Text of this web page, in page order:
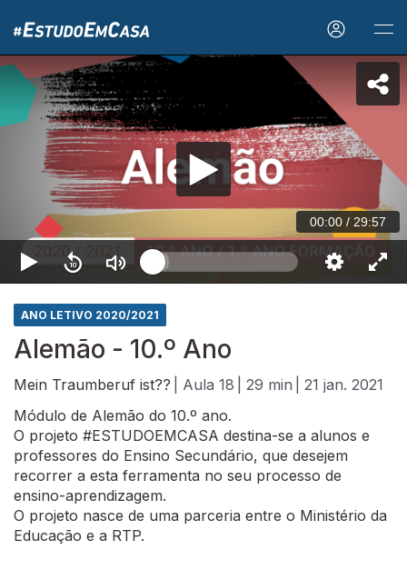
00:00 / 29:57
ANO LETIVO 2020/2021
Alemão - 10.º Ano
Mein Traumberuf ist?? | Aula 18 | 29 min
| 21 jan. 2021
Módulo de Alemão do 10.º ano.
O projeto #ESTUDOEMCASA destina-se a alunos e
professores do Ensino Secundário, que desejem
recorrer a esta ferramenta no seu processo de
ensino-aprendizagem.
O projeto nasce de uma parceria entre o Ministério da
Educação e a RTP.